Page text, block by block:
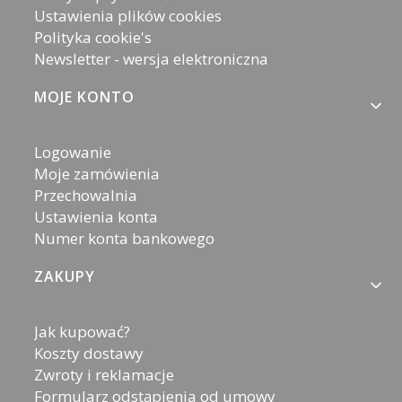
Ustawienia plików cookies
Polityka cookie's
Newsletter - wersja elektroniczna
MOJE KONTO
Logowanie
Moje zamówienia
Przechowalnia
Ustawienia konta
Numer konta bankowego
ZAKUPY
Jak kupować?
Koszty dostawy
Zwroty i reklamacje
Formularz odstąpienia od umowy